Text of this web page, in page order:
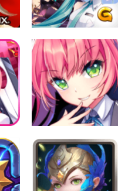
1.63K
965
卡牌戰鬥
神無月 修改器1.06
2.56K
卡牌戰鬥
飛行少女學園 修改
器1.0